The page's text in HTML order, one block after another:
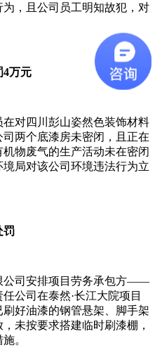
，且公司员工明知故犯，对
4万元
对四川彭山姿然色装饰材料
两个底漆房未密闭，且正在
物废气的生产活动未在密闭
局对该公司环境违法行为立
罚
公司安排项目劳务承包方——
公司在泰然·长江大院项目
好油漆的钢管悬架、脚手架
未按要求搭建临时刷漆棚，
。